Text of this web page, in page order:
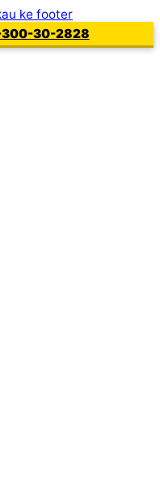
ke footer
300-30-2828